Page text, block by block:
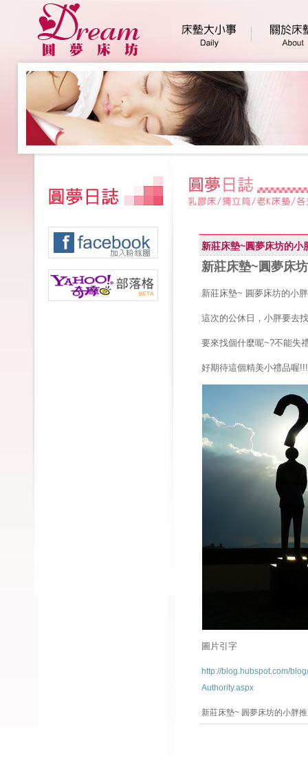
新莊床墊~圓夢床坊的
新莊床墊~圓夢床
新莊床墊~ 圓夢床坊的小
這次的公休日，小胖要去
要來找個什麼呢~?不能失
好期待這個精美小禮品喔!!!
圖片引字
http://blog.hubspot.com/
Authority.aspx
新莊床墊~ 圓夢床坊的小胖